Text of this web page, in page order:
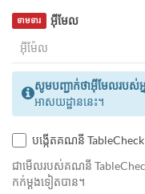
អ៊ីមែល
ទាមទារ
សូមបញ្ជាក់ថាអ៊ីមែលរបស់អ្
អាសយដ្ឋាននេះ។
បង្កើតគណនី TableCheck
ជាមេីលរបស់គណនី TableCheck
កក់ម្ដងទៀតបាន។